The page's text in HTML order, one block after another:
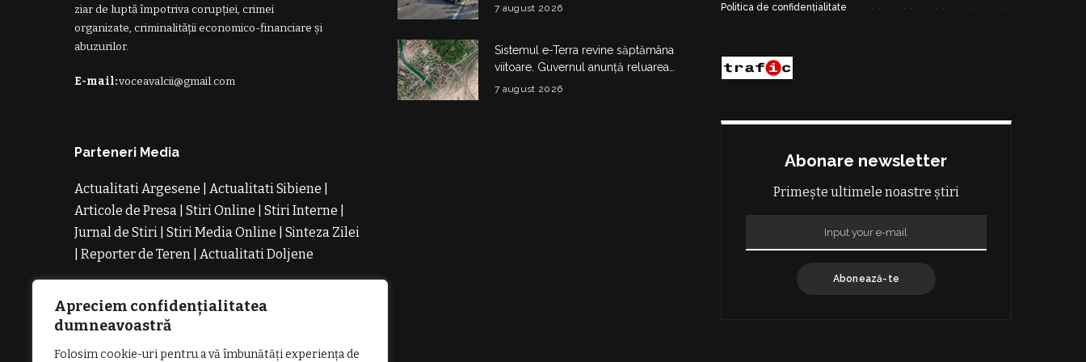
Apreciem confidențialitatea
dumneavoastră
Folosim cookie-uri pentru a vă îmbunătăți experiența de
ziar de luptă împotriva corupției, crimei
organizate, criminalității economico-financiare și
abuzurilor.
E-mail:voceavalcii@gmail.com
Parteneri Media
Actualitati Argesene Actualitati Sibiene
Articole de Presa
Stiri Online Stiri Interne
Jurnal de Stiri
Stiri Media Online
Sinteza Zilei
Reporter de Teren Actualitati Doljene
NoiRochii de RevelionRochii de BanchetRochii
de Cununie
Magazin de Rochii
Comanda Rochii de Seara
într-un accident la Budești
7 august 2026
Sistemul e-Terra revine săptămâna
viitoare. Guvernul anunță reluarea
etapizată a activității ANCPI
7 august 2026
Politica de confidențialitate
Abonare newsletter
Primește ultimele noastre știri
Abonează-te